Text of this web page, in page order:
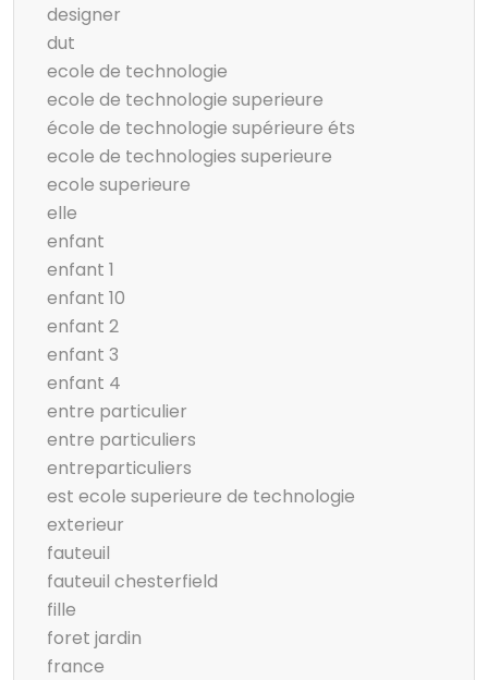
designer
dut
ecole de technologie
ecole de technologie superieure
école de technologie supérieure éts
ecole de technologies superieure
ecole superieure
elle
enfant
enfant 1
enfant 10
enfant 2
enfant 3
enfant 4
entre particulier
entre particuliers
entreparticuliers
est ecole superieure de technologie
exterieur
fauteuil
fauteuil chesterfield
fille
foret jardin
france